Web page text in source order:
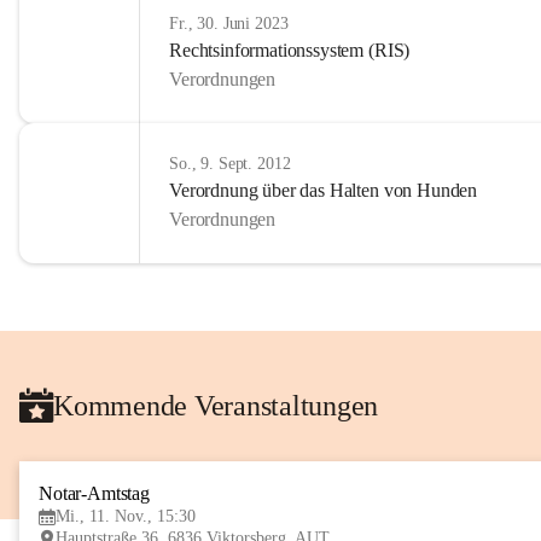
Fr., 30. Juni 2023
Rechtsinformationssystem (RIS)
Verordnungen
So., 9. Sept. 2012
Verordnung über das Halten von Hunden
Verordnungen
Kommende Veranstaltungen
Notar-Amtstag
Mi., 11. Nov., 15:30